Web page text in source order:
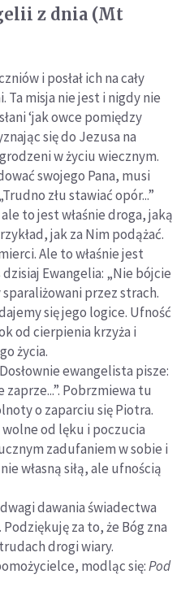
z dnia (Mt
i posłał ich na cały
misja nie jest i nigdy nie
‘jak owce pomiędzy
się do Jezusa na
w życiu wiecznym.
swojego Pana, musi
złu stawiać opór...”
to jest właśnie droga, jaką
jak za Nim podążać.
Ale to właśnie jest
Ewangelia: „Nie bójcie
przez strach.
się jego logice. Ufność
od cierpienia krzyża i
życia.
ewangelista pisze:
zaprze...”. Pobrzmiewa tu
o zaparciu się Piotra.
wolne od lęku i poczucia
zadufaniem w sobie i
własną siłą, ale ufnością
dawania świadectwa
za to, że Bóg zna
drogi wiary.
modląc się:Pod